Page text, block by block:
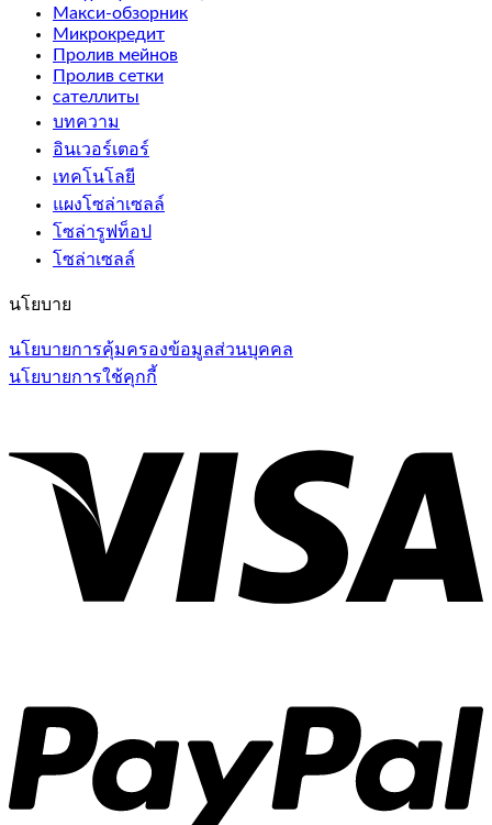
Макси-обзорник
Микрокредит
Пролив мейнов
Пролив сетки
сателлиты
บทความ
อินเวอร์เตอร์
เทคโนโลยี
แผงโซล่าเซลล์
โซล่ารูฟท็อป
โซล่าเซลล์
นโยบาย
นโยบายการคุ้มครองข้อมูลส่วนบุคคล
นโยบายการใช้คุกกี้